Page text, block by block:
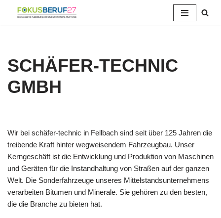
SCHÄFER-TECHNIC
GMBH
Wir bei schäfer-technic in Fellbach sind seit über 125 Jahren die
treibende Kraft hinter wegweisendem Fahrzeugbau. Unser
Kerngeschäft ist die Entwicklung und Produktion von Maschinen
und Geräten für die Instandhaltung von Straßen auf der ganzen
Welt. Die Sonderfahrzeuge unseres Mittelstandsunternehmens
verarbeiten Bitumen und Minerale. Sie gehören zu den besten,
die die Branche zu bieten hat.